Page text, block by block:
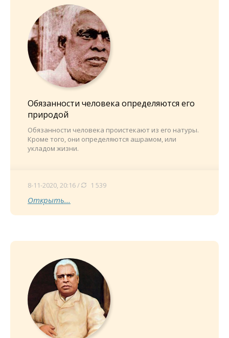
Обязанности человека определяются его
природой
Обязанности человека проистекают из его натуры.
Кроме того, они определяются ашрамом, или
укладом жизни.
8-11-2020, 20:16 / 1 539
Открыть...